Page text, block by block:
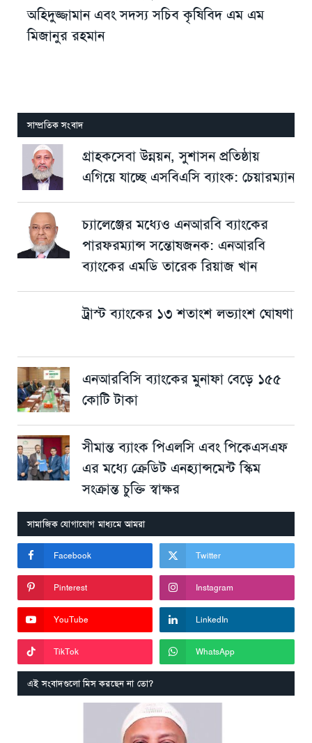
অহিদুজ্জামান এবং সদস্য সচিব কৃষিবিদ এম এম
মিজানুর রহমান
সাম্প্রতিক সংবাদ
গ্রাহকসেবা উন্নয়ন, সুশাসন প্রতিষ্ঠায়
এগিয়ে যাচ্ছে এসবিএসি ব্যাংক: চেয়ারম্যান
চ্যালেঞ্জের মধ্যেও এনআরবি ব্যাংকের
পারফরম্যান্স সন্তোষজনক: এনআরবি
ব্যাংকের এমডি তারেক রিয়াজ খান
ট্রাস্ট ব্যাংকের ১৩ শতাংশ লভ্যাংশ ঘোষণা
এনআরবিসি ব্যাংকের মুনাফা বেড়ে ১৫৫
কোটি টাকা
সীমান্ত ব্যাংক পিএলসি এবং পিকেএসএফ
এর মধ্যে ক্রেডিট এনহ্যান্সমেন্ট স্কিম
সংক্রান্ত চুক্তি স্বাক্ষর
সামাজিক যোগাযোগ মাধ্যমে আমরা
Facebook Twitter
Pinterest Instagram
YouTube LinkedIn
TikTok WhatsApp
এই সংবাদগুলো মিস করছেন না তো?